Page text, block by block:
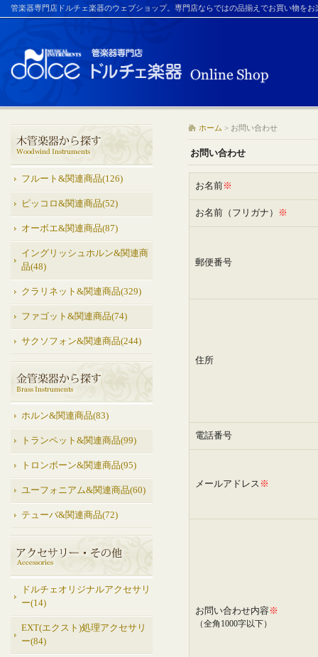
管楽器専門店ドルチェ楽器のウェブショップ。専門店ならではの品揃えでお買い物を
フルート&関連商品(126)
ピッコロ&関連商品(52)
オーボエ&関連商品(87)
イングリッシュホルン&関連商
品(48)
クラリネット&関連商品(329)
ファゴット&関連商品(74)
サクソフォン&関連商品(244)
ホルン&関連商品(83)
トランペット&関連商品(99)
トロンボーン&関連商品(95)
ユーフォニアム&関連商品(60)
テューバ&関連商品(72)
ドルチェオリジナルアクセサリ
ー(14)
EXT(エクスト)処理アクセサリ
ー(84)
ホーム > お問い合わせ
お問い合わせ
お名前※
お名前（フリガナ） ※
郵便番号
住所
電話番号
メールアドレス ※
お問い合わせ内容 ※
（全角1000字以下）